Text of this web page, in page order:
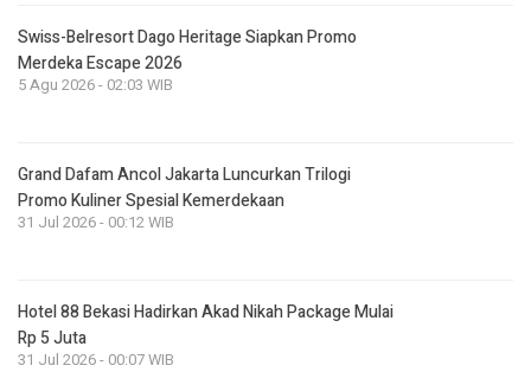
Swiss-Belresort Dago Heritage Siapkan Promo
Merdeka Escape 2026
5 Agu 2026 - 02:03 WIB
Grand Dafam Ancol Jakarta Luncurkan Trilogi
Promo Kuliner Spesial Kemerdekaan
31 Jul 2026 - 00:12 WIB
Hotel 88 Bekasi Hadirkan Akad Nikah Package Mulai
Rp 5 Juta
31 Jul 2026 - 00:07 WIB